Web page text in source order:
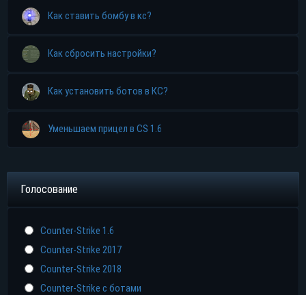
Как ставить бомбу в кс?
Как сбросить настройки?
Как установить ботов в КС?
Уменьшаем прицел в CS 1.6
Голосование
Counter-Strike 1.6
Counter-Strike 2017
Counter-Strike 2018
Counter-Strike с ботами